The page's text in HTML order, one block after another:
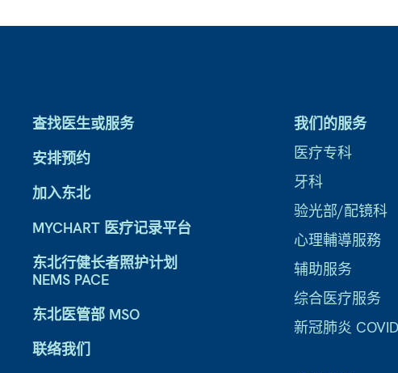
查找医生或服务
安排预约
加入东北
MYCHART 医疗记录平台
东北行健长者照护计划
NEMS PACE
东北医管部 MSO
联络我们
我们的服务
医疗专科
牙科
验光部/配镜科
心理輔導服務
辅助服务
综合医疗服务
新冠肺炎